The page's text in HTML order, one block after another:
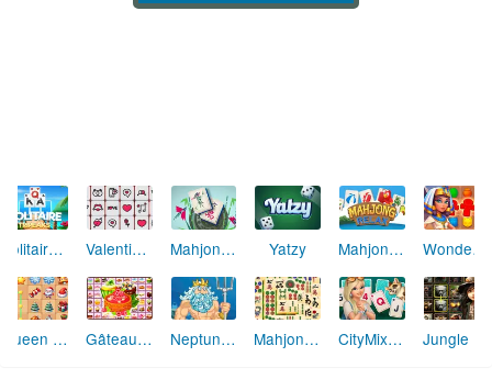
Magic Story of Solitaire Tripeaks Emerland Solitaire Yatzy Arena Pyramid Mahjong Solitaire Story TriPeaks 5 Mahjong Connect Gold
Easter Island Solitaire Pyramid Tripeaks Mahjong Solitaire World Tour Crystal Connect Mahjong Dynamons Connect